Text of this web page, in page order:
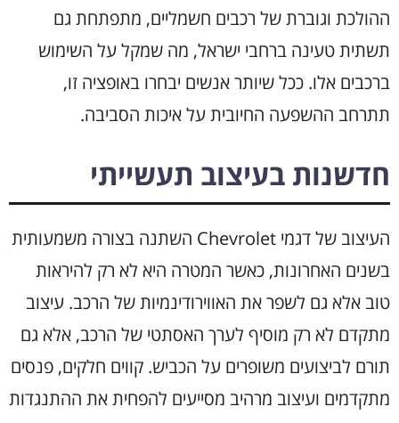
ההולכת וגוברת של רכבים חשמליים, מתפתחת גם
תשתית טעינה ברחבי ישראל, מה שמקל על השימוש
ברכבים אלו. ככל שיותר אנשים יבחרו באופציה זו,
תתרחב ההשפעה החיובית על איכות הסביבה.
חדשנות בעיצוב תעשייתי
העיצוב של דגמי Chevrolet השתנה בצורה משמעותית
בשנים האחרונות, כאשר המטרה היא לא רק להיראות
טוב אלא גם לשפר את האווירודינמיות של הרכב. עיצוב
מתקדם לא רק מוסיף לערך האסתטי של הרכב, אלא גם
תורם לביצועים משופרים על הכביש. קווים חלקים, פנסים
מתקדמים ועיצוב מרהיב מסייעים להפחית את ההתנגדות